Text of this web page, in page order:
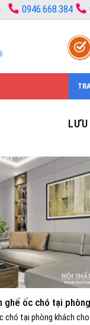
0946.668.384
ghế ốc chó tại
chó tại phòng khách